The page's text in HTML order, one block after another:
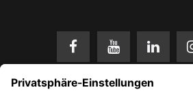
* Alle Preise in EUR inkl. gesetzl.